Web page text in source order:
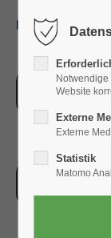
Website
Externe
Externe
Statistik
Matomo